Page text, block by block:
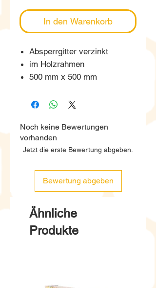
In den Warenkorb
Absperrgitter verzinkt
im Holzrahmen
500 mm x 500 mm
Noch keine Bewertungen
vorhanden
Jetzt die erste Bewertung abgeben.
Bewertung abgeben
Ähnliche
Produkte